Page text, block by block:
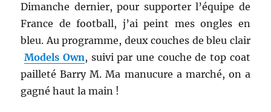
Dimanche dernier, pour supporter l’équipe de
France de football, j’ai peint mes ongles en
bleu. Au programme, deux couches de bleu clair
Models Own, suivi par une couche de top coat
pailleté Barry M. Ma manucure a marché, on a
gagné haut la main !